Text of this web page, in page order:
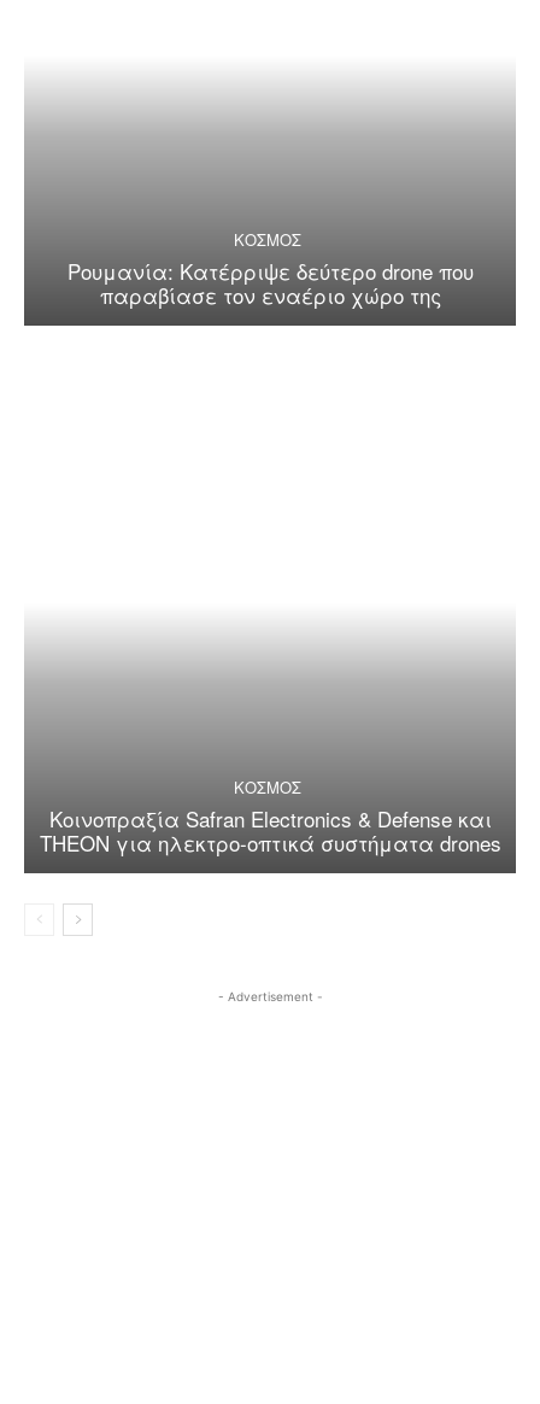
ΚΟΣΜΟΣ
Ρουμανία: Κατέρριψε δεύτερο drone που
παραβίασε τον εναέριο χώρο της
ΚΟΣΜΟΣ
Κοινοπραξία Safran Electronics & Defense και
THEON για ηλεκτρο-οπτικά συστήματα drones
- Advertisement -